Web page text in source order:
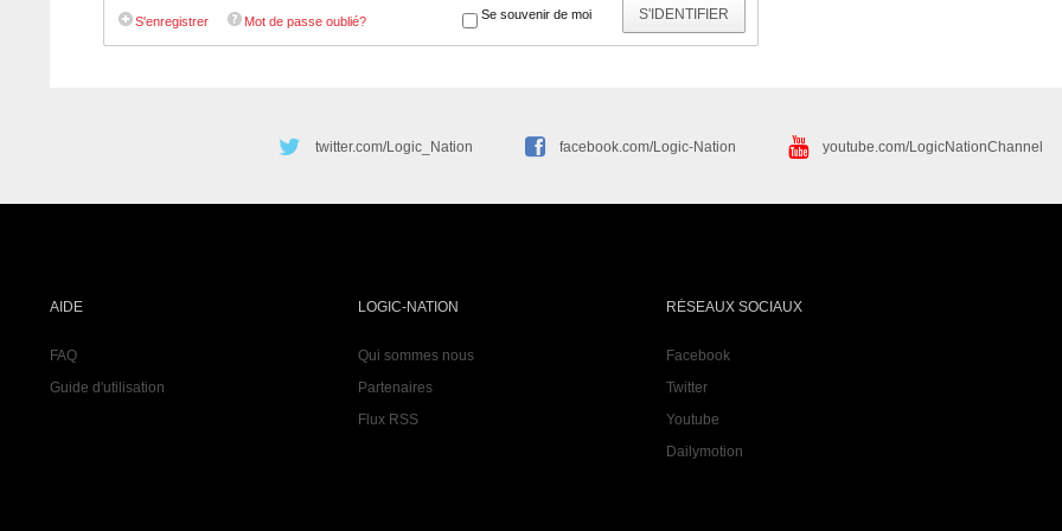
S'IDENTIFIER
Se souvenir de moi
S'enregistrer Mot de passe oublié?
twitter.com/Logic_Nation facebook.com/Logic-Nation youtube.com/LogicNationChannel
AIDE
FAQ
Guide d'utilisation
LOGIC-NATION
Qui sommes nous
Partenaires
Flux RSS
RÉSEAUX SOCIAUX
Facebook
Twitter
Youtube
Dailymotion